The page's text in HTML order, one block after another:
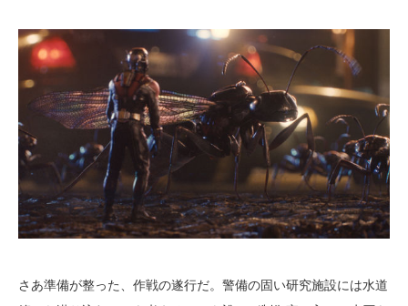
さあ準備が整った、作戦の遂行だ。警備の固い研究施設には水道